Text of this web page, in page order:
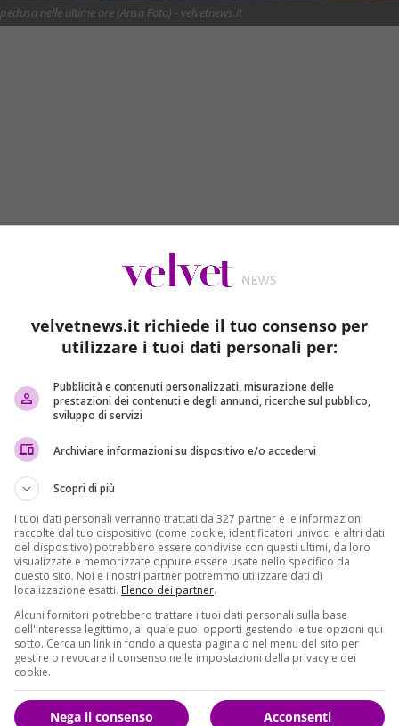
nelle ultime ore (Ansa Foto) - velvetnews.it
che si aggiungono ai 23 di ieri, sabato e
bordo di imbarcazioni di fortuna. LaGuardia di finanza
otto tunisini, tra cui un minore. Erano partiti da
tunisini.
ha intercettato e accompagnato sulla terraferma un
tra bengalesi, etiopi, marocchini, siriani, sudanesi
in Libia, pagando 4mila euro a testa.
tra cui tre donne e 5 minori, a bordo di un natante di
e sono statiintercettarti in area Sar dalla Guardia
agganciato un altro barchino in vetroresina con a borso
Hanno raccontato di essere partiti venerdì 5 maggio alle
velvetnews.it richiede il tuo consenso per
utilizzare i tuoi dati personali per:
Pubblicità e contenuti personalizzati, misurazione delle
prestazioni dei contenuti e degli annunci, ricerche sul pubblico,
sviluppo di servizi
Archiviare informazioni su dispositivo e/o accedervi
Scopri di più
I tuoi dati personali verranno trattati da 327 partner e le informazioni
raccolte dal tuo dispositivo (come cookie, identificatori univoci e altri dati
del dispositivo) potrebbero essere condivise con questi ultimi, da loro
visualizzate e memorizzate oppure essere usate nello specifico da
questo sito. Noi e i nostri partner potremmo utilizzare dati di
localizzazione esatti. Elenco dei partner.
Alcuni fornitori potrebbero trattare i tuoi dati personali sulla base
dell'interesse legittimo, al quale puoi opporti gestendo le tue opzioni qui
sotto. Cerca un link in fondo a questa pagina o nel menu del sito per
gestire o revocare il consenso nelle impostazioni della privacy e dei
cookie.
Acconsenti
Nega il consenso